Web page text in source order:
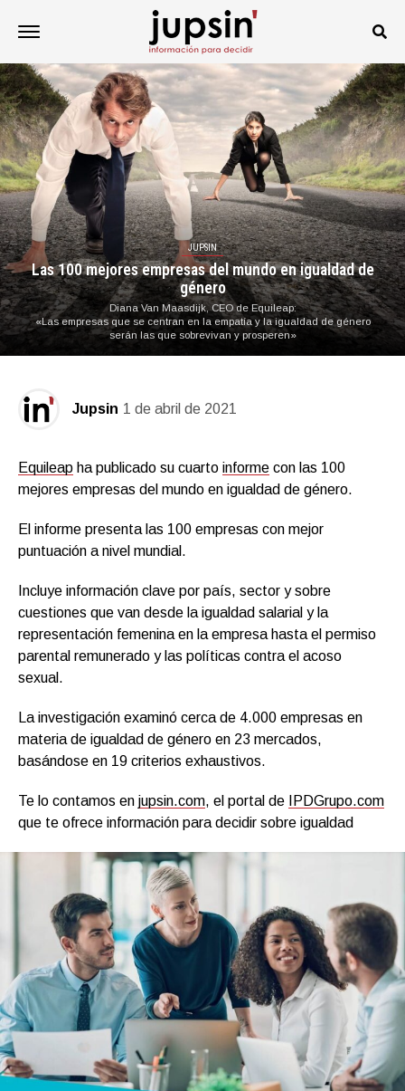
JUPSIN
Las 100 mejores empresas del mundo en igualdad de
género
Diana Van Maasdijk, CEO de Equileap:
«Las empresas que se centran en la empatía y la igualdad de género
serán las que sobrevivan y prosperen»
Jupsin 1 de abril de 2021
Equileap ha publicado su cuarto informe con las 100
mejores empresas del mundo en igualdad de género.
El informe presenta las 100 empresas con mejor
puntuación a nivel mundial.
Incluye información clave por país, sector y sobre
cuestiones que van desde la igualdad salarial y la
representación femenina en la empresa hasta el permiso
parental remunerado y las políticas contra el acoso
sexual.
La investigación examinó cerca de 4.000 empresas en
materia de igualdad de género en 23 mercados,
basándose en 19 criterios exhaustivos.
Te lo contamos en jupsin.com, el portal de
IPDGrupo.com
que te ofrece información para decidir sobre igualdad